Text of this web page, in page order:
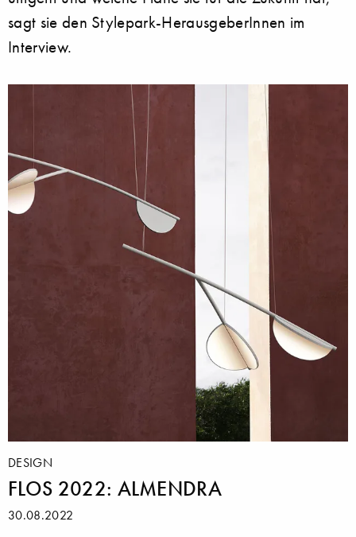
sagt sie den Stylepark-HerausgeberInnen im
Interview.
DESIGN
FLOS 2022: ALMENDRA
30.08.2022